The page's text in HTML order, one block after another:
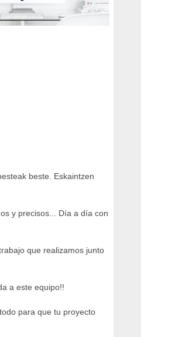
beste. Eskaintzen
y precisos... Día a día con
que realizamos junto
a este equipo!!
para que tu proyecto